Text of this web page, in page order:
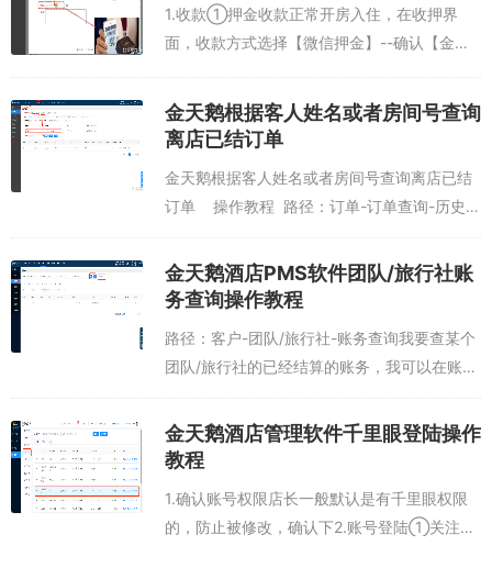
1.收款①押金收款正常开房入住，在收押界
面，收款方式选择【微信押金】--确认【金
码设备扫描客户付款码，完成收款。微信押金
=微信收款②在住收款打开房间账务，选...
金天鹅根据客人姓名或者房间号查询
离店已结订单
金天鹅根据客人姓名或者房间号查询离店已结
订单 操作教程 路径：订单-订单查询-历史订
单-输入姓名与房号-查询我要查询离店客人小
花的订单，我可以在历史订单，查询通过...
金天鹅酒店PMS软件团队/旅行社账
务查询操作教程
路径：客户-团队/旅行社-账务查询我要查某个
团队/旅行社的已经结算的账务，我可以在账务
查询选择对对应团队/旅行社，结账状态选择
“已结”就可以查询该团队/旅行社已结算的账
务。...
金天鹅酒店管理软件千里眼登陆操作
教程
1.确认账号权限店长一般默认是有千里眼权限
的，防止被修改，确认下2.账号登陆①关注金